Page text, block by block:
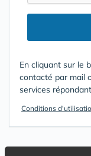
En cliquant sur le
contacté par mail
services
Conditions